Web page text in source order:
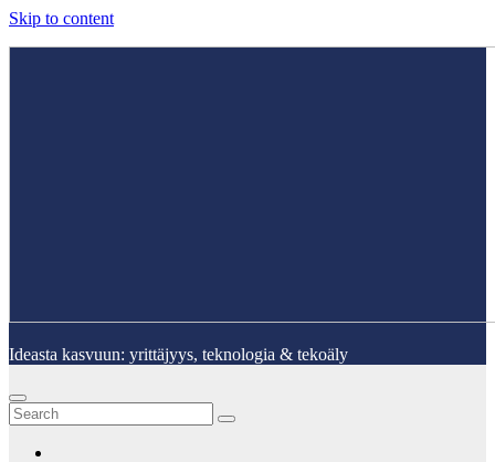
Skip to content
Ideasta kasvuun: yrittäjyys, teknologia & tekoäly